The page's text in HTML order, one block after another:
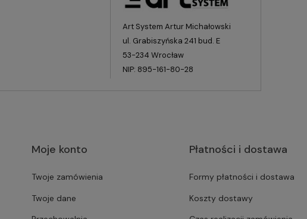
Art System Artur Michałowski
ul. Grabiszyńska 241 bud. E
53-234 Wrocław
NIP: 895-161-80-28
Moje konto
Twoje zamówienia
Twoje dane
Płatności i dostawa
Formy płatności i dostawa
Koszty dostawy